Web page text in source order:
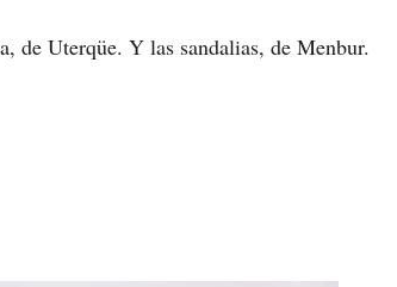
de Uterqüe. Y las sandalias, de Menbur.